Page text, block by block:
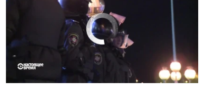
No media source currently available